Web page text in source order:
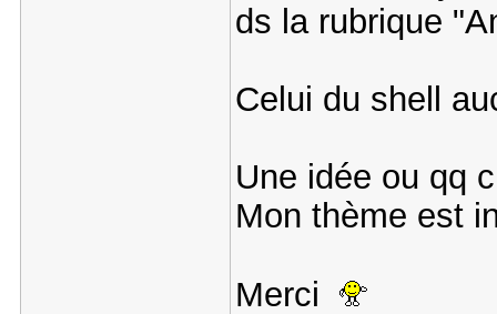
ds la rubrique
Celui du shell
Une idée ou qq
Mon thème est
Merci